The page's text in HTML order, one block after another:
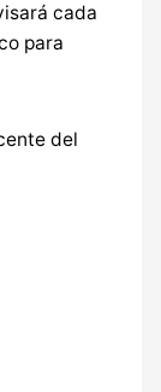
cada
para